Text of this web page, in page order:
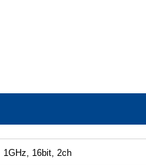
1GHz, 16bit, 2ch